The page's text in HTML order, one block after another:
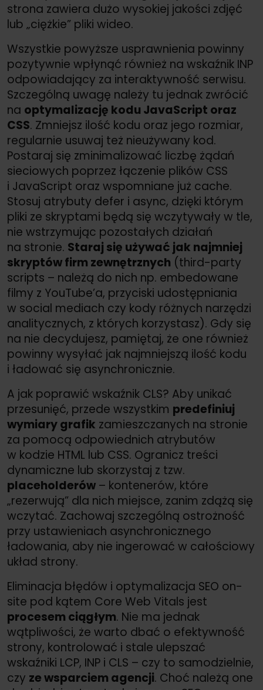
strona zawiera dużo wysokiej jakości zdjęć
lub „ciężkie” pliki wideo.
Wszystkie powyższe usprawnienia powinny
pozytywnie wpłynąć również na wskaźnik INP
odpowiadający za interaktywność serwisu.
Szczególną uwagę należy tu jednak zwrócić
na optymalizację kodu JavaScript oraz
CSS. Zmniejsz ilość kodu oraz jego rozmiar,
regularnie usuwaj też nieużywany kod.
Postaraj się zminimalizować liczbę żądań
sieciowych poprzez łączenie plików CSS
i JavaScript oraz wspomniane już cache.
Stosuj atrybuty defer i async, dzięki którym
pliki ze skryptami będą się wczytywały w tle,
nie wstrzymując pozostałych działań
na stronie. Staraj się używać jak najmniej
skryptów firm zewnętrznych (third-party
scripts – należą do nich np. embedowane
filmy z YouTube’a, przyciski udostępniania
w social mediach czy kody różnych narzędzi
analitycznych, z których korzystasz). Gdy się
na nie decydujesz, pamiętaj, że one również
powinny wysyłać jak najmniejszą ilość kodu
i ładować się asynchronicznie.
A jak poprawić wskaźnik CLS? Aby unikać
przesunięć, przede wszystkim predefiniuj
wymiary grafik zamieszczanych na stronie
za pomocą odpowiednich atrybutów
w kodzie HTML lub CSS. Ogranicz treści
dynamiczne lub skorzystaj z tzw.
placeholderów – kontenerów, które
„rezerwują” dla nich miejsce, zanim zdążą się
wczytać. Zachowaj szczególną ostrożność
przy ustawieniach asynchronicznego
ładowania, aby nie ingerować w całościowy
układ strony.
Eliminacja błędów i optymalizacja SEO on-
site pod kątem Core Web Vitals jest
procesem ciągłym. Nie ma jednak
wątpliwości, że warto dbać o efektywność
strony, kontrolować i stale ulepszać
wskaźniki LCP, INP i CLS – czy to samodzielnie,
czy ze wsparciem agencji. Choć należą one